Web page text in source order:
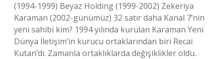
(1994-1999) Beyaz Holding (1999-2002) Zekeriya
Karaman (2002-günümüz) 32 satır daha Kanal 7’nin
yeni sahibi kim? 1994 yılında kurulan Karaman Yeni
Dünya İletişim’in kurucu ortaklarından biri Recai
Kutan’dı. Zamanla ortaklıklarda değişiklikler oldu.